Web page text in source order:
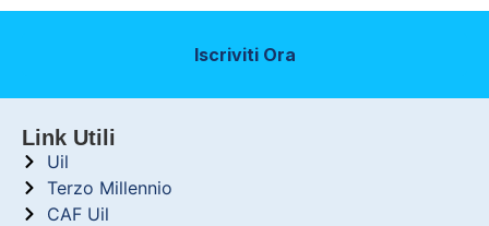
Iscriviti Ora
Link Utili
Uil
Terzo Millennio
CAF Uil